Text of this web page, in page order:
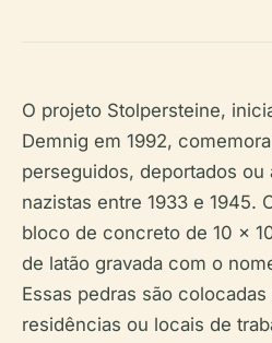
O projeto Stolpersteine,
Demnig em 1992,
perseguidos, deportados ou
nazistas entre 1933 e 1945.
bloco de concreto de 10 x
de latão gravada com o
Essas pedras são
residências ou locais de